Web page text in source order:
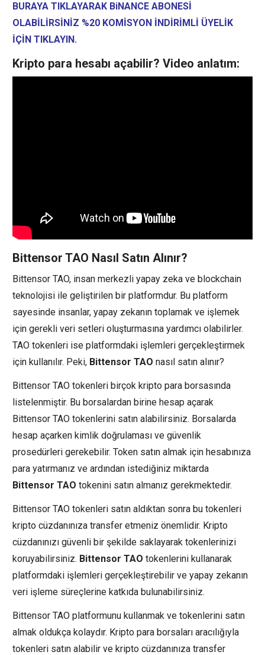
BURAYA TIKLAYARAK BiNANCE ABONESİ
OLABİLİRSİNİZ %20 KOMİSYON İNDİRİMLİ ÜYELİK
İÇİN TIKLAYIN.
Kripto para hesabı açabilir? Video anlatım:
Bittensor TAO Nasıl Satın Alınır?
Bittensor TAO, insan merkezli yapay zeka ve blockchain
teknolojisi ile geliştirilen bir platformdur. Bu platform
sayesinde insanlar, yapay zekanın toplamak ve işlemek
için gerekli veri setleri oluşturmasına yardımcı olabilirler.
TAO tokenleri ise platformdaki işlemleri gerçekleştirmek
için kullanılır. Peki, Bittensor TAO nasıl satın alınır?
Bittensor TAO tokenleri birçok kripto para borsasında
listelenmiştir. Bu borsalardan birine hesap açarak
Bittensor TAO tokenlerini satın alabilirsiniz. Borsalarda
hesap açarken kimlik doğrulaması ve güvenlik
prosedürleri gerekebilir. Token satın almak için hesabınıza
para yatırmanız ve ardından istediğiniz miktarda
Bittensor TAO tokenini satın almanız gerekmektedir.
Bittensor TAO tokenleri satın aldıktan sonra bu tokenleri
kripto cüzdanınıza transfer etmeniz önemlidir. Kripto
cüzdanınızı güvenli bir şekilde saklayarak tokenlerinizi
koruyabilirsiniz. Bittensor TAO tokenlerini kullanarak
platformdaki işlemleri gerçekleştirebilir ve yapay zekanın
veri işleme süreçlerine katkıda bulunabilirsiniz.
Bittensor TAO platformunu kullanmak ve tokenlerini satın
almak oldukça kolaydır. Kripto para borsaları aracılığıyla
tokenleri satın alabilir ve kripto cüzdanınıza transfer